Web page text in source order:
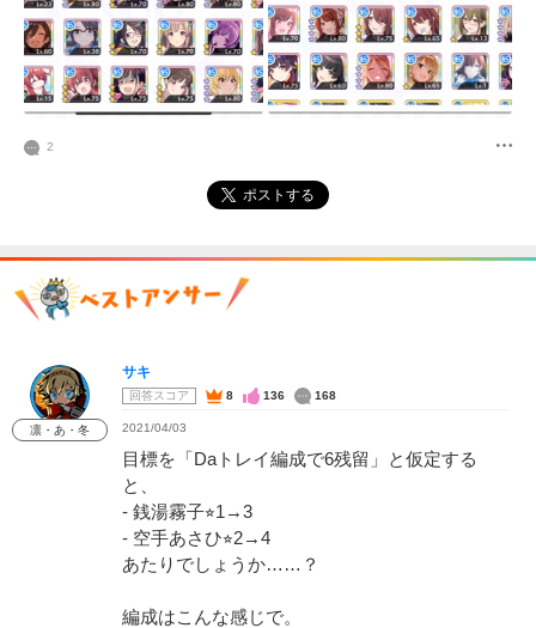
2
ポストする
凛・あ・冬
サキ
回答スコア 8 136 168
2021/04/03
目標を「Daトレイ編成で6残留」と仮定する
と、
- 銭湯霧子⭐︎1→3
- 空手あさひ⭐︎2→4
あたりでしょうか……？
編成はこんな感じで。